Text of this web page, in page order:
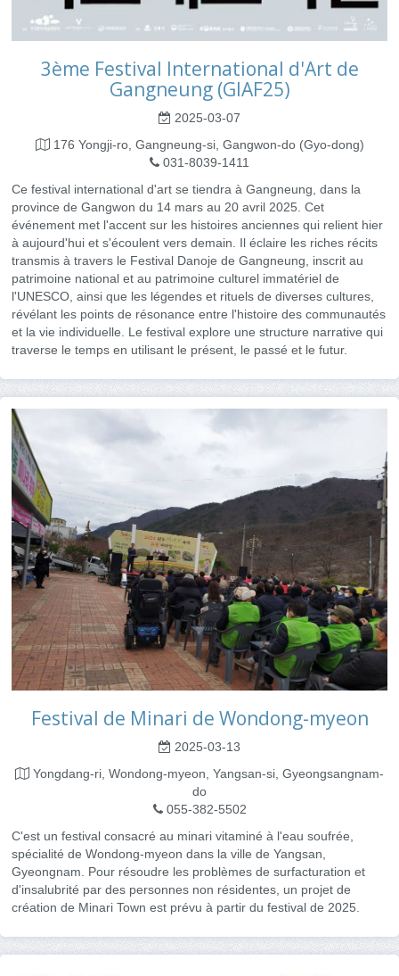
3ème Festival International d'Art de
Gangneung (GIAF25)
2025-03-07
176 Yongji-ro, Gangneung-si, Gangwon-do (Gyo-dong)
031-8039-1411
Ce festival international d'art se tiendra à Gangneung, dans la
province de Gangwon du 14 mars au 20 avril 2025. Cet
événement met l'accent sur les histoires anciennes qui relient hier
à aujourd'hui et s'écoulent vers demain. Il éclaire les riches récits
transmis à travers le Festival Danoje de Gangneung, inscrit au
patrimoine national et au patrimoine culturel immatériel de
l'UNESCO, ainsi que les légendes et rituels de diverses cultures,
révélant les points de résonance entre l'histoire des communautés
et la vie individuelle. Le festival explore une structure narrative qui
traverse le temps en utilisant le présent, le passé et le futur.
Festival de Minari de Wondong-myeon
2025-03-13
Yongdang-ri, Wondong-myeon, Yangsan-si, Gyeongsangnam-
do
055-382-5502
C'est un festival consacré au minari vitaminé à l'eau soufrée,
spécialité de Wondong-myeon dans la ville de Yangsan,
Gyeongnam. Pour résoudre les problèmes de surfacturation et
d'insalubrité par des personnes non résidentes, un projet de
création de Minari Town est prévu à partir du festival de 2025.